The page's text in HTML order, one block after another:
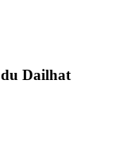
Dailhat